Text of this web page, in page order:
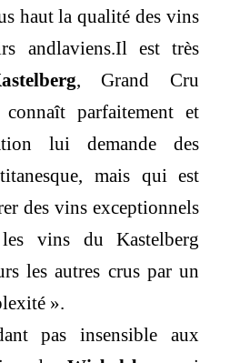
haut la qualité des vins
andlaviens.Il est très
, Grand Cru
parfaitement et
lui demande des
mais qui est
des vins exceptionnels
vins du Kastelberg
les autres crus par un
».
pas insensible aux